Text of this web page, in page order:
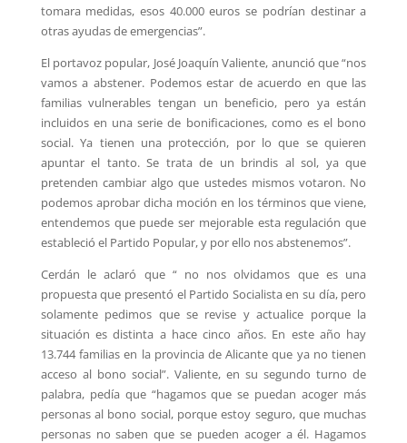
tomara medidas, esos 40.000 euros se podrían destinar a
otras ayudas de emergencias”.
El portavoz popular, José Joaquín Valiente, anunció que “nos
vamos a abstener. Podemos estar de acuerdo en que las
familias vulnerables tengan un beneficio, pero ya están
incluidos en una serie de bonificaciones, como es el bono
social. Ya tienen una protección, por lo que se quieren
apuntar el tanto. Se trata de un brindis al sol, ya que
pretenden cambiar algo que ustedes mismos votaron. No
podemos aprobar dicha moción en los términos que viene,
entendemos que puede ser mejorable esta regulación que
estableció el Partido Popular, y por ello nos abstenemos”.
Cerdán le aclaró que “ no nos olvidamos que es una
propuesta que presentó el Partido Socialista en su día, pero
solamente pedimos que se revise y actualice porque la
situación es distinta a hace cinco años. En este año hay
13.744 familias en la provincia de Alicante que ya no tienen
acceso al bono social”. Valiente, en su segundo turno de
palabra, pedía que “hagamos que se puedan acoger más
personas al bono social, porque estoy seguro, que muchas
personas no saben que se pueden acoger a él. Hagamos